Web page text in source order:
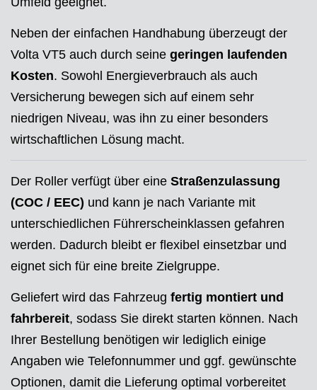
Neben der einfachen Handhabung überzeugt der
Volta VT5 auch durch seine geringen laufenden
Kosten. Sowohl Energieverbrauch als auch
Versicherung bewegen sich auf einem sehr
niedrigen Niveau, was ihn zu einer besonders
wirtschaftlichen Lösung macht.
Der Roller verfügt über eine Straßenzulassung
(COC / EEC) und kann je nach Variante mit
unterschiedlichen Führerscheinklassen gefahren
werden. Dadurch bleibt er flexibel einsetzbar und
eignet sich für eine breite Zielgruppe.
Geliefert wird das Fahrzeug fertig montiert und
fahrbereit, sodass Sie direkt starten können. Nach
Ihrer Bestellung benötigen wir lediglich einige
Angaben wie Telefonnummer und ggf. gewünschte
Optionen, damit die Lieferung optimal vorbereitet